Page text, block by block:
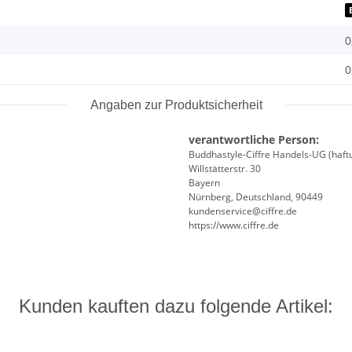
Angaben zur Produktsicherheit
verantwortliche Person:
Buddhastyle-Ciffre Handels-UG
Willstätterstr. 30
Bayern
Nürnberg, Deutschland, 90449
kundenservice@ciffre.de
https://www.ciffre.de
Kunden kauften dazu folgende Artikel: